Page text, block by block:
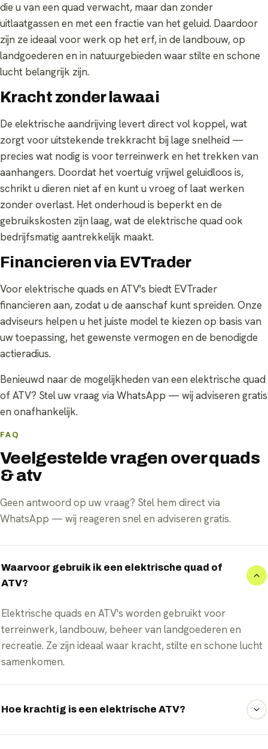
die u van een quad verwacht, maar dan zonder
uitlaatgassen en met een fractie van het geluid. Daardoor
zijn ze ideaal voor werk op het erf, in de landbouw, op
landgoederen en in natuurgebieden waar stilte en schone
lucht belangrijk zijn.
Kracht zonder lawaai
De elektrische aandrijving levert direct vol koppel, wat
zorgt voor uitstekende trekkracht bij lage snelheid —
precies wat nodig is voor terreinwerk en het trekken van
aanhangers. Doordat het voertuig vrijwel geluidloos is,
schrikt u dieren niet af en kunt u vroeg of laat werken
zonder overlast. Het onderhoud is beperkt en de
gebruikskosten zijn laag, wat de elektrische quad ook
bedrijfsmatig aantrekkelijk maakt.
Financieren via EVTrader
Voor elektrische quads en ATV's biedt EVTrader
financieren aan, zodat u de aanschaf kunt spreiden. Onze
adviseurs helpen u het juiste model te kiezen op basis van
uw toepassing, het gewenste vermogen en de benodigde
actieradius.
Benieuwd naar de mogelijkheden van een elektrische quad
of ATV? Stel uw vraag via WhatsApp — wij adviseren gratis
en onafhankelijk.
FAQ
Veelgestelde vragen over quads
& atv
Geen antwoord op uw vraag? Stel hem direct via
WhatsApp — wij reageren snel en adviseren gratis.
Waarvoor gebruik ik een elektrische quad of
ATV?
Elektrische quads en ATV's worden gebruikt voor
terreinwerk, landbouw, beheer van landgoederen en
recreatie. Ze zijn ideaal waar kracht, stilte en schone lucht
samenkomen.
Hoe krachtig is een elektrische ATV?